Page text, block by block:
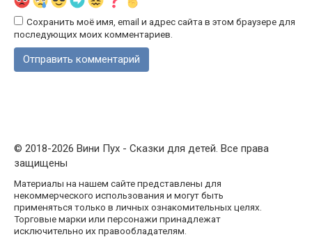
Сохранить моё имя, email и адрес сайта в этом браузере для
последующих моих комментариев.
© 2018-2026 Вини Пух - Сказки для детей. Все права
защищены
Материалы на нашем сайте представлены для
некоммерческого использования и могут быть
применяться только в личных ознакомительных целях.
Торговые марки или персонажи принадлежат
исключительно их правообладателям.